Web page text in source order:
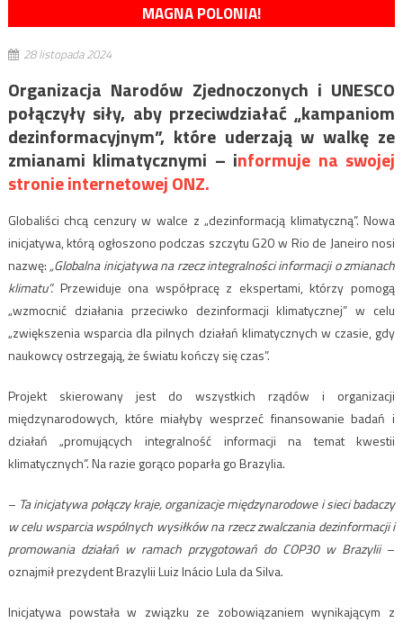
MAGNA POLONIA!
28 listopada 2024
Organizacja Narodów Zjednoczonych i UNESCO
połączyły siły, aby przeciwdziałać „kampaniom
dezinformacyjnym”, które uderzają w walkę ze
zmianami klimatycznymi – informuje na swojej
stronie internetowej ONZ.
Globaliści chcą cenzury w walce z „dezinformacją klimatyczną”. Nowa
inicjatywa, którą ogłoszono podczas szczytu G20 w Rio de Janeiro nosi
nazwę:„Globalna inicjatywa na rzecz integralności informacji o zmianach
klimatu”.Przewiduje ona współpracę z ekspertami, którzy pomogą
„wzmocnić działania przeciwko dezinformacji klimatycznej” w celu
„zwiększenia wsparcia dla pilnych działań klimatycznych w czasie, gdy
naukowcy ostrzegają, że światu kończy się czas”.
Projekt skierowany jest do wszystkich rządów i organizacji
międzynarodowych, które miałyby wesprzeć finansowanie badań i
działań „promujących integralność informacji na temat kwestii
klimatycznych”. Na razie gorąco poparła go Brazylia.
– Ta inicjatywa połączy kraje, organizacje międzynarodowe i sieci badaczy
w celu wsparcia wspólnych wysiłków na rzecz zwalczania dezinformacji i
promowania działań w ramach przygotowań do COP30 w Brazylii–
oznajmił prezydent Brazylii Luiz Inácio Lula da Silva.
Inicjatywa powstała w związku ze zobowiązaniem wynikającym z